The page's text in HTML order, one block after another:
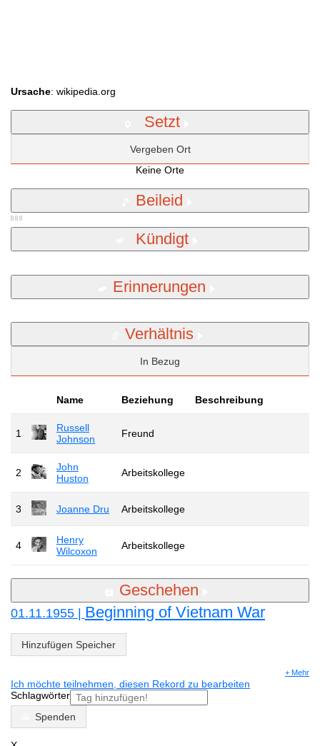
Ursache: wikipedia.org
Setzt
Vergeben Ort
Keine Orte
Beileid
Kündigt
Erinnerungen
Verhältnis
In Bezug
Name Beziehung Beschreibung
1
Russell
Johnson
Freund
2
John
Huston
Arbeitskollege
3 Joanne Dru Arbeitskollege
4
Henry
Wilcoxon
Arbeitskollege
Geschehen
01.11.1955 | Beginning of Vietnam War
Hinzufügen Speicher
+ Mehr
Ich möchte teilnehmen, diesen Rekord zu bearbeiten
Schlagwörter
Spenden